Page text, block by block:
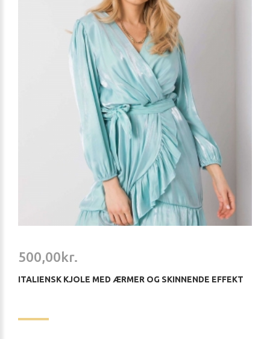
500,00kr.
ITALIENSK KJOLE MED ÆRMER OG SKINNENDE EFFEKT